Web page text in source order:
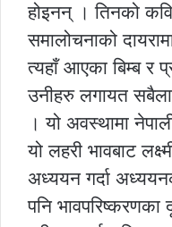
होइनन् । तिनको
समालोचनाको
त्यहाँ आएका बिम्ब र
उनीहरु लगायत
। यो अवस्थामा
यो लहरी भावबाट
अध्ययन गर्दा
पनि